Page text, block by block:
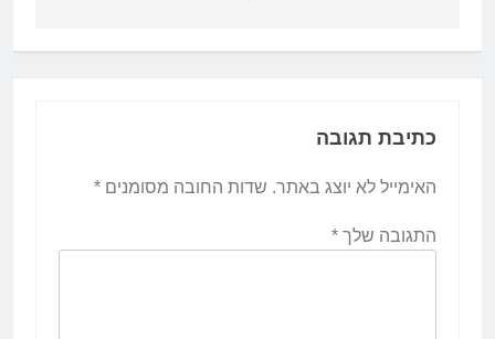
כתיבת תגובה
האימייל לא יוצג באתר. שדות החובה מסומנים *
התגובה שלך *